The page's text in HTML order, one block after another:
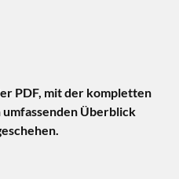
PDF, mit der kompletten
umfassenden Überblick